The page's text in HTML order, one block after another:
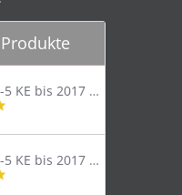
Mazda CX-5 KE bis 2017 Trittschutzleiste Edelstahl original
4.8
rating
Mazda CX-5 KE bis 2017 Lastenträger Dachträger
4.9